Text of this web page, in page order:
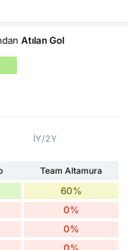
Atılan Gol
İY/2Y
Team Altamura
60%
0%
0%